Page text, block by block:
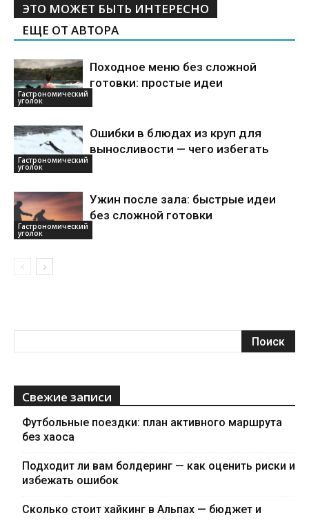
ЭТО МОЖЕТ БЫТЬ ИНТЕРЕСНО
ЕЩЕ ОТ АВТОРА
Гастрономический
уголок
Походное меню без сложной
готовки: простые идеи
Гастрономический
уголок
Ошибки в блюдах из круп для
выносливости — чего избегать
Гастрономический
уголок
Ужин после зала: быстрые идеи
без сложной готовки
Свежие записи
Футбольные поездки: план активного маршрута
без хаоса
Подходит ли вам болдеринг — как оценить риски и
избежать ошибок
Сколько стоит хайкинг в Альпах — бюджет и